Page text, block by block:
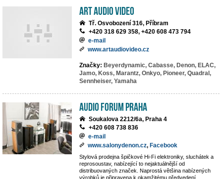
Art Audio Video
Tř. Osvobození 316, Příbram
+420 318 629 358, +420 608 473 794
e-mail
www.artaudiovideo.cz
Značky: Beyerdynamic, Cabasse, Denon, ELAC,
Jamo, Koss, Marantz, Onkyo, Pioneer, Quadral,
Sennheiser, Yamaha
Audio Forum Praha
Soukalova 2212/6a, Praha 4
+420 608 738 836
e-mail
www.salonydenon.cz, Facebook
Stylová prodejna špičkové Hi-Fi elektroniky, sluchátek a
reprosoustav, nabízející to nejaktuálnější od
distribuovaných značek. Naprostá většina nabízených
výrobků je připravena k okamžitému předvedení.